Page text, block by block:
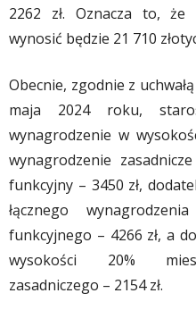
2262 zł. Oznacza to, że
wynosić będzie 21 710
Obecnie, zgodnie z
maja 2024 roku,
wynagrodzenie w
wynagrodzenie
funkcyjny – 3450 zł,
łącznego
funkcyjnego – 4266 zł, a
wysokości 20%
zasadniczego – 2154 zł.